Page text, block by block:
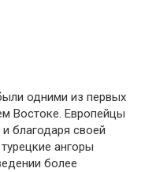
одними из первых
Востоке. Европейцы
благодаря своей
ангоры
более